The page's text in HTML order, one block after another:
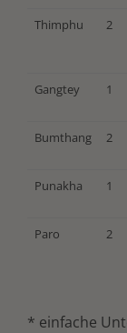
Thimphu
2
Gangtey
1
Bumthang
2
Punakha
1
Paro
2
* einfache